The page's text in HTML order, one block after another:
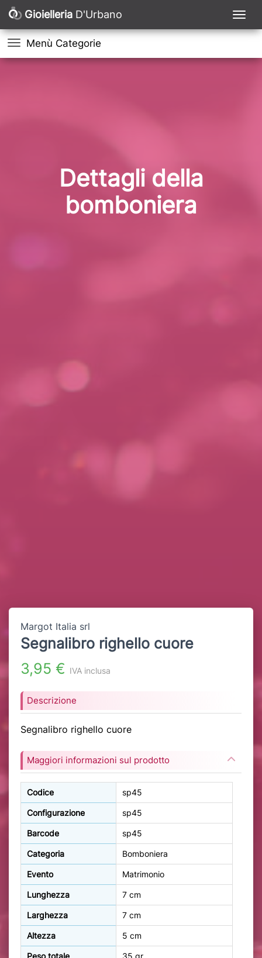
Gioielleria D'Urbano
Menù Categorie
Dettagli della
bomboniera
Margot Italia srl
Segnalibro righello cuore
3,95 € IVA inclusa
Descrizione
Segnalibro righello cuore
Maggiori informazioni sul prodotto
Codice sp45
Configurazione sp45
Barcode sp45
Categoria Bomboniera
Evento Matrimonio
Lunghezza 7 cm
Larghezza 7 cm
Altezza 5 cm